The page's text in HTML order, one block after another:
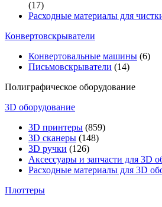
(17)
Расходные материалы для
Конвертовскрыватели
Конвертовальные машины (6)
Письмовскрыватели (14)
Полиграфическое оборудование
3D оборудование
3D принтеры (859)
3D сканеры (148)
3D ручки (126)
Аксессуары и запчасти для 3D
Расходные материалы для 3D
Плоттеры